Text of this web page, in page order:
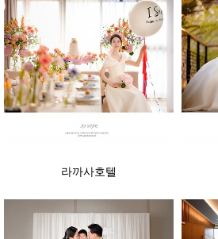
라까사호텔